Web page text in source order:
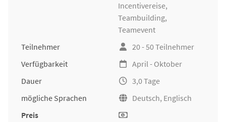
Incentivereise,
Teambuilding,
Teamevent
Teilnehmer
20 - 50 Teilnehmer
Verfügbarkeit
April - Oktober
Dauer
3,0 Tage
mögliche Sprachen
Deutsch, Englisch
Preis